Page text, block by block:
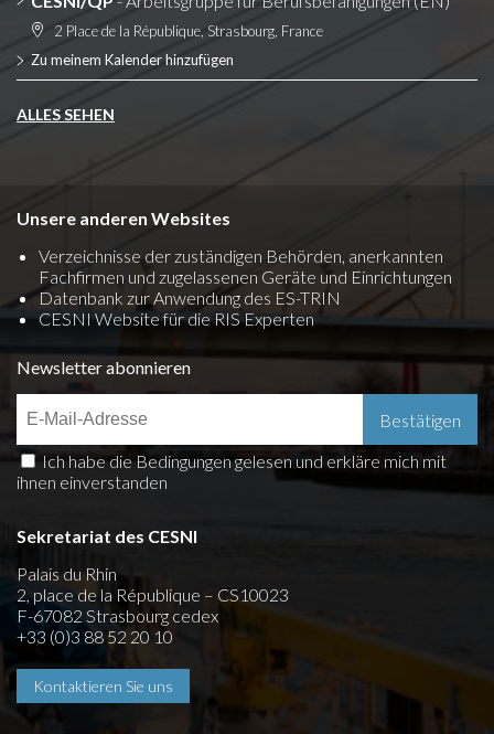
2 Place de la République, Strasbourg, France
Zu meinem Kalender hinzufügen
ALLES SEHEN
Unsere anderen Websites
Verzeichnisse der zuständigen Behörden, anerkannten
Fachfirmen und zugelassenen Geräte und Einrichtungen
Datenbank zur Anwendung des ES-TRIN
CESNI Website für die RIS Experten
Newsletter abonnieren
Ich habe die Bedingungen gelesen und erkläre mich mit
ihnen einverstanden
Sekretariat des CESNI
Palais du Rhin
2, place de la République – CS10023
F-67082 Strasbourg cedex
+33 (0)3 88 52 20 10
Kontaktieren Sie uns